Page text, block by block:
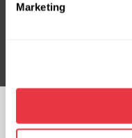
Marketing
Не пропустіть
СЛІДКУЙТЕ ЗА
НАМИ